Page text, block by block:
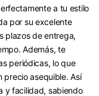
a tu estilo
por su excelente
plazos de entrega,
Además, te
periódicas, lo que
precio asequible. Así
y facilidad, sabiendo